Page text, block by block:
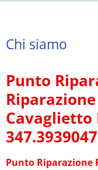
Chi siamo
Punto
Cavaglietto
347.3939047
Punto Riparazione